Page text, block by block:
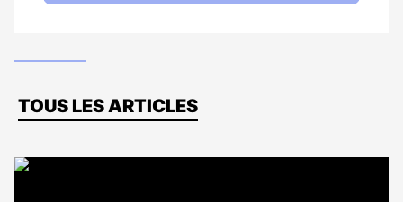
Dernières
TOUS LES ARTICLES